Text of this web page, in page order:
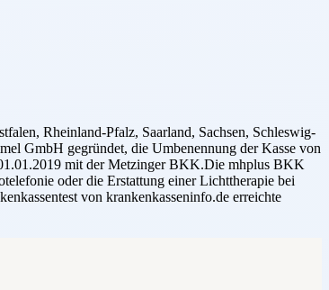
Rheinland-Pfalz, Saarland, Sachsen, Schleswig-
GmbH gegründet, die Umbenennung der Kasse von
mit der Metzinger BKK.Die mhplus BKK
oder die Erstattung einer Lichttherapie bei
von krankenkasseninfo.de erreichte